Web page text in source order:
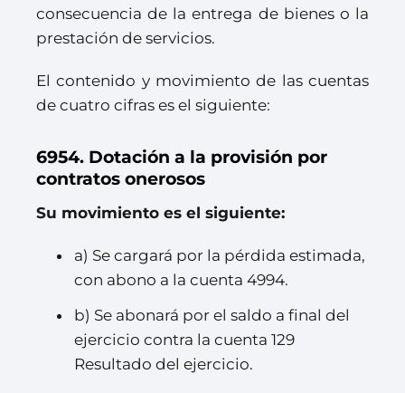
consecuencia de la entrega de bienes o la
prestación de servicios.
El contenido y movimiento de las cuentas
de cuatro cifras es el siguiente:
6954. Dotación a la provisión por
contratos onerosos
Su movimiento es el siguiente:
a) Se cargará por la pérdida estimada,
con abono a la cuenta 4994.
b) Se abonará por el saldo a final del
ejercicio contra la cuenta 129
Resultado del ejercicio.